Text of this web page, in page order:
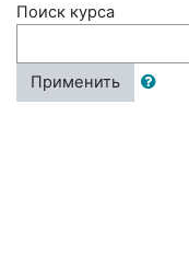
Поиск курса
Применить